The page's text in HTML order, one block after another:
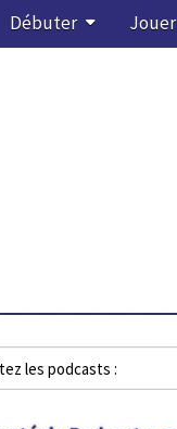
Débuter Jouer
les podcasts :